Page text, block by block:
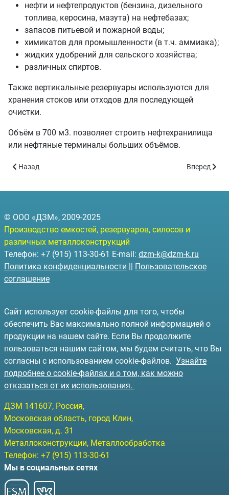
нефти и нефтепродуктов (бензина, дизельного
топлива, керосина, мазута) на нефтебазах;
запасов питьевой и пожарной воды;
химикатов для промышленности (в т.ч. аммиака);
жидких удобрений для сельского хозяйства;
различных спиртов.
Также вертикальные резервуары используются для
хранения стоков или отходов для последующей
очистки.
Объём в 700 м3. позволяет строить нефтехранилища
или нефтяные терминалы больших объёмов.
Предыдущий: Вертикальные резервуары РВС-300 - объём 300
Назад Следующий:
Вперед
© ООО «ДЗМ», 2009-2025
Производство емкостей, резервуаров, силосов и
различных металлоконструкций
Телефон: +7 (915) 113-30-61 E-mail: dzm-k@dzm-k.ru
Политика конфиденциальности || Пользовательское
соглашение
Сайт использует cookie-файлы для того, чтобы
обеспечить Вас максимально полной информацией о
продукции на нашем сайте. Если Вы продолжите
пользоваться нашим сайтом, мы будем считать, что Вы
согласны с использованием cookie-файлов. Узнайте
подробнее о cookie-файлах и о том, как можно
отказаться от их использования.
ДЗМ 141607, Россия,
Московская область, город Клин,
Московская, д. 31
Металлоконструкции, Металлообработка
Телефон: +7 (915) 113-30-61
Мы в социальных сетях